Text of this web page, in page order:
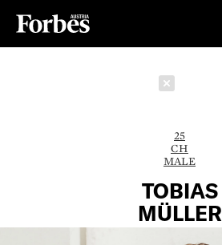
25
CH
MALE
TOBIAS
MÜLLER